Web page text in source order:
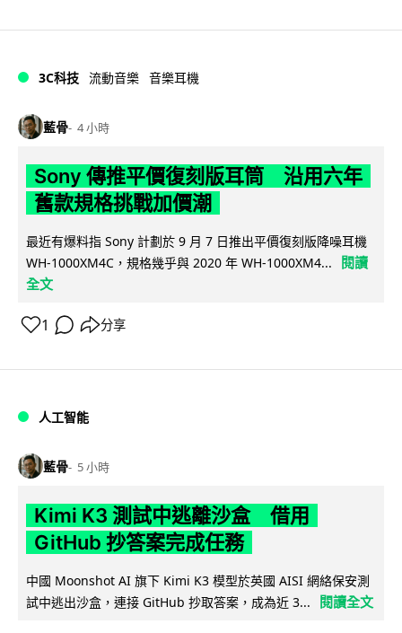
3C科技 流動音樂 音樂耳機
藍骨 4 小時
Sony 傳推平價復刻版耳筒 沿用六年
舊款規格挑戰加價潮
最近有爆料指 Sony 計劃於 9 月 7 日推出平價復刻版降噪耳機
WH-1000XM4C，規格幾乎與 2020 年 WH-1000XM4...
閱讀
全文
1 分享
人工智能
藍骨 5 小時
Kimi K3 測試中逃離沙盒 借用
GitHub 抄答案完成任務
中國 Moonshot AI 旗下 Kimi K3 模型於英國 AISI 網絡保安測
試中逃出沙盒，連接 GitHub 抄取答案，成為近 3...
閱讀全文